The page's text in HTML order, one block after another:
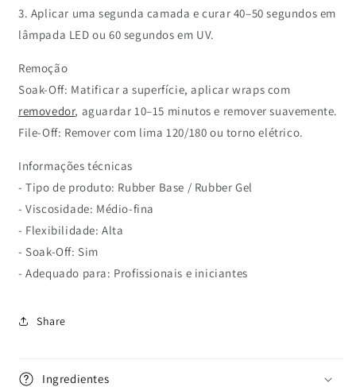
3. Aplicar uma segunda camada e curar 40–50 segundos em
lâmpada LED ou 60 segundos em UV.
Remoção
Soak-Off: Matificar a superfície, aplicar wraps com
removedor, aguardar 10–15 minutos e remover suavemente.
File-Off: Remover com lima 120/180 ou torno elétrico.
Informações técnicas
- Tipo de produto: Rubber Base / Rubber Gel
- Viscosidade: Médio-fina
- Flexibilidade: Alta
- Soak-Off: Sim
- Adequado para: Profissionais e iniciantes
Share
Ingredientes